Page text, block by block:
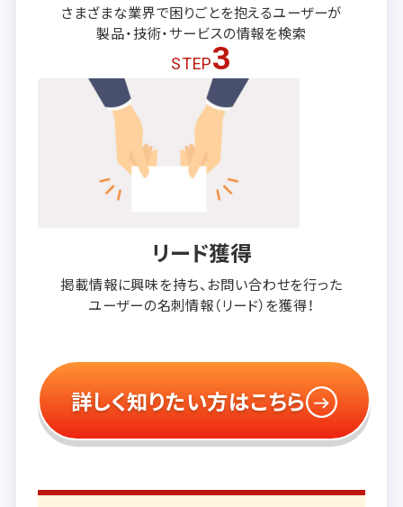
さまざまな業界で困りごとを抱えるユーザーが
製品・技術・サービスの情報を検索
STEP3
リード獲得
掲載情報に興味を持ち、 お問い合わせを行った
ユーザーの名刺情報（リード）を獲得！
詳しく知りたい方はこちら